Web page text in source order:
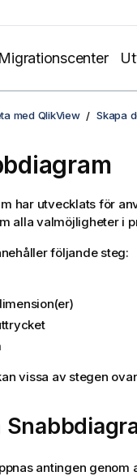
Migrationscenter
med QlikView Skapa
har utvecklats för
alla valmöjligheter i
följande steg:
vissa av stegen
antingen genom